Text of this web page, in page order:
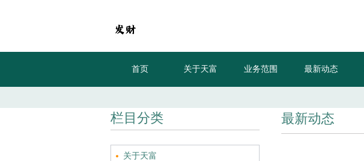
首页 关于天富 业务范围 最新动态
栏目分类
关于天富
最新动态